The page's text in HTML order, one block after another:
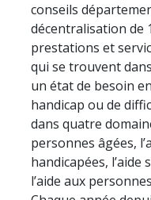
conseils
décentralisation de
prestations et
qui se trouvent
un état de besoin
handicap ou de
dans quatre
personnes âgées,
handicapées, l’aide
l’aide aux